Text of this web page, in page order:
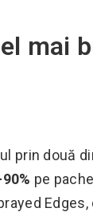
mai
prin două
pe